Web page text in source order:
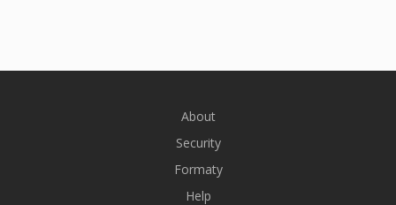
About
Security
Formaty
Help